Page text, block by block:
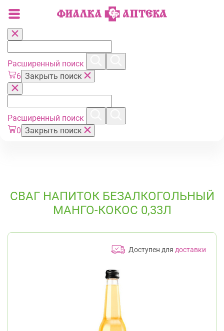
Расширенный поиск
6 Закрыть поиск
Расширенный поиск
0 Закрыть поиск
СВАГ НАПИТОК БЕЗАЛКОГОЛЬНЫЙ
МАНГО-КОКОС 0,33Л
Доступен для доставки